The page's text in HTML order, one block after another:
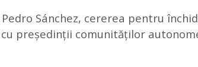
Sánchez, cererea pentru
președinții comunităților